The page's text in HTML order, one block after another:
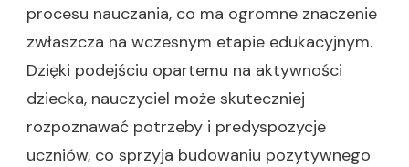
procesu nauczania, co ma ogromne znaczenie
zwłaszcza na wczesnym etapie edukacyjnym.
Dzięki podejściu opartemu na aktywności
dziecka, nauczyciel może skuteczniej
rozpoznawać potrzeby i predyspozycje
uczniów, co sprzyja budowaniu pozytywnego